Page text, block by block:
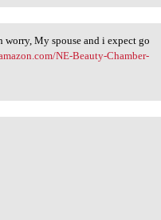
My spouse and i expect go
NE-Beauty-Chamber-